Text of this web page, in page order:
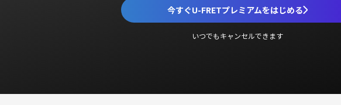
今すぐU-FRETプレミアムをはじめる
いつでもキャンセルできます